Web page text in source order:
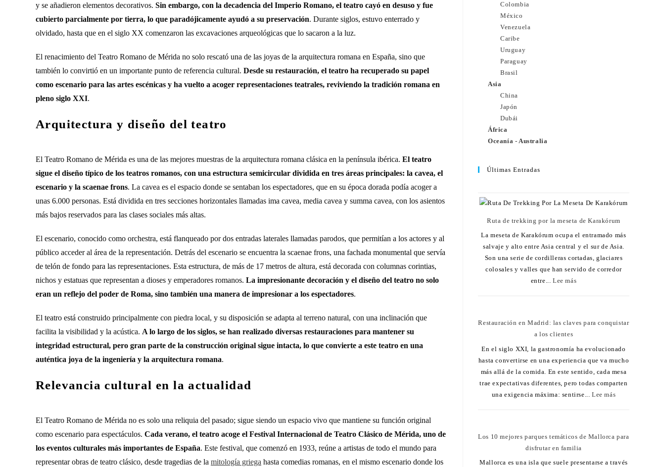
y se añadieron elementos decorativos. Sin embargo, con la decadencia del Imperio Romano, el teatro cayó en desuso y fue
cubierto parcialmente por tierra, lo que paradójicamente ayudó a su preservación. Durante siglos, estuvo enterrado y
olvidado, hasta que en el siglo XX comenzaron las excavaciones arqueológicas que lo sacaron a la luz.
El renacimiento del Teatro Romano de Mérida no solo rescató una de las joyas de la arquitectura romana en España, sino que
también lo convirtió en un importante punto de referencia cultural. Desde su restauración, el teatro ha recuperado su papel
como escenario para las artes escénicas y ha vuelto a acoger representaciones teatrales, reviviendo la tradición romana en
pleno siglo XXI.
Arquitectura y diseño del teatro
El Teatro Romano de Mérida es una de las mejores muestras de la arquitectura romana clásica en la península ibérica. El teatro
sigue el diseño típico de los teatros romanos, con una estructura semicircular dividida en tres áreas principales: la cavea, el
escenario y la scaenae frons. La cavea es el espacio donde se sentaban los espectadores, que en su época dorada podía acoger a
unas 6.000 personas. Está dividida en tres secciones horizontales llamadas ima cavea, media cavea y summa cavea, con los asientos
más bajos reservados para las clases sociales más altas.
El escenario, conocido como orchestra, está flanqueado por dos entradas laterales llamadas parodos, que permitían a los actores y al
público acceder al área de la representación. Detrás del escenario se encuentra la scaenae frons, una fachada monumental que servía
de telón de fondo para las representaciones. Esta estructura, de más de 17 metros de altura, está decorada con columnas corintias,
nichos y estatuas que representan a dioses y emperadores romanos. La impresionante decoración y el diseño del teatro no solo
eran un reflejo del poder de Roma, sino también una manera de impresionar a los espectadores.
El teatro está construido principalmente con piedra local, y su disposición se adapta al terreno natural, con una inclinación que
facilita la visibilidad y la acústica. A lo largo de los siglos, se han realizado diversas restauraciones para mantener su
integridad estructural, pero gran parte de la construcción original sigue intacta, lo que convierte a este teatro en una
auténtica joya de la ingeniería y la arquitectura romana.
Relevancia cultural en la actualidad
El Teatro Romano de Mérida no es solo una reliquia del pasado; sigue siendo un espacio vivo que mantiene su función original
como escenario para espectáculos. Cada verano, el teatro acoge el Festival Internacional de Teatro Clásico de Mérida, uno de
los eventos culturales más importantes de España. Este festival, que comenzó en 1933, reúne a artistas de todo el mundo para
representar obras de teatro clásico, desde tragedias de la mitología griega hasta comedias romanas, en el mismo escenario donde los
Colombia
México
Venezuela
Caribe
Uruguay
Paraguay
Brasil
Asia
China
Japón
Dubái
África
Oceanía - Australia
Últimas Entradas
Ruta de trekking por la meseta de Karakórum
La meseta de Karakórum ocupa el entramado más
salvaje y alto entre Asia central y el sur de Asia.
Son una serie de cordilleras cortadas, glaciares
colosales y valles que han servido de corredor
entre...Lee más
Restauración en Madrid: las claves para conquistar
a los clientes
En el siglo XXI, la gastronomía ha evolucionado
hasta convertirse en una experiencia que va mucho
más allá de la comida. En este sentido, cada mesa
trae expectativas diferentes, pero todas comparten
una exigencia máxima: sentirse...Lee más
Los 10 mejores parques temáticos de Mallorca para
disfrutar en familia
Mallorca es una isla que suele presentarse a través